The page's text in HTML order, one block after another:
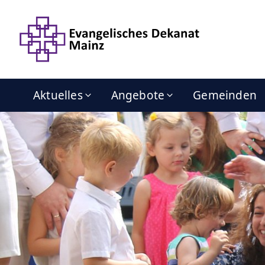
Aktuelles Angebote Gemeinden